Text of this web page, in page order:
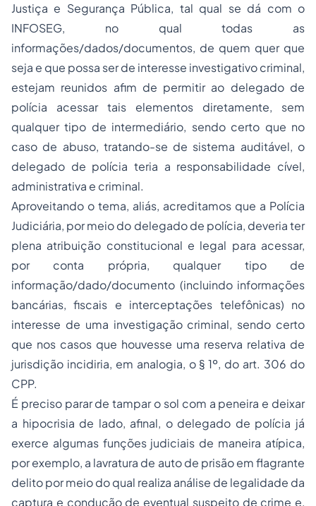
Justiça e Segurança Pública, tal qual se dá com o
INFOSEG, no qual todas as
informações/dados/documentos, de quem quer que
seja e que possa ser de interesse investigativo criminal,
estejam reunidos afim de permitir ao delegado de
polícia acessar tais elementos diretamente, sem
qualquer tipo de intermediário, sendo certo que no
caso de abuso, tratando-se de sistema auditável, o
delegado de polícia teria a responsabilidade cível,
administrativa e criminal.
Aproveitando o tema, aliás, acreditamos que a Polícia
Judiciária, por meio do delegado de polícia, deveria ter
plena atribuição constitucional e legal para acessar,
por conta própria, qualquer tipo de
informação/dado/documento (incluindo informações
bancárias, fiscais e interceptações telefônicas) no
interesse de uma investigação criminal, sendo certo
que nos casos que houvesse uma reserva relativa de
jurisdição incidiria, em analogia, o § 1º, do art. 306 do
CPP.
É preciso parar de tampar o sol com a peneira e deixar
a hipocrisia de lado, afinal, o delegado de polícia já
exerce algumas funções judiciais de maneira atípica,
por exemplo, a lavratura de auto de prisão em flagrante
delito por meio do qual realiza análise de legalidade da
captura e condução de eventual suspeito de crime e,